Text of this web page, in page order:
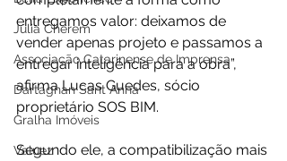
Júlia Cherem
Associação Catarinense de Imprensa
Dartagnan Sant Anna
Gralha Imóveis
Valuez
entregamos valor: deixamos de
vender apenas projeto e passamos a
entregar inteligência para a obra”,
afirma Lucas Guedes, sócio
proprietário SOS BIM.
Segundo ele, a compatibilização mais